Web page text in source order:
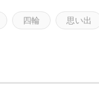
四輪 思い出